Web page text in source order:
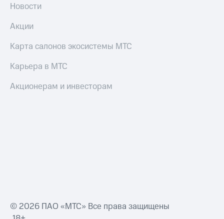
Новости
Акции
Карта салонов экосистемы МТС
Карьера в МТС
Акционерам и инвесторам
© 2026 ПАО «МТС» Все права защищены